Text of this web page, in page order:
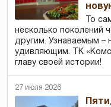
То
несколько поколений
другим. Узнаваемым
удивляющим. ТК
главу своей истории!
27 июля 2026